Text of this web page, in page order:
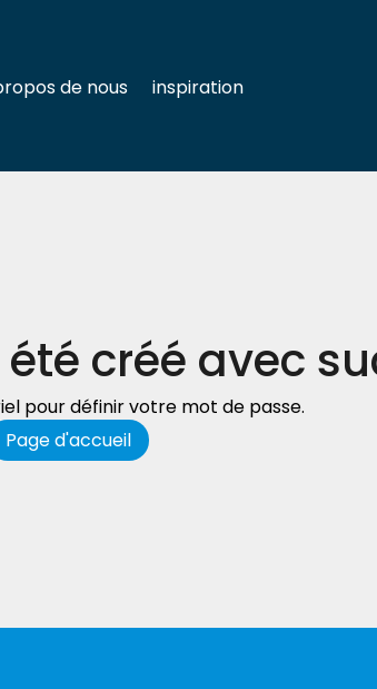
de nous inspiration
créé avec
pour définir votre mot de passe.
Page d'accueil